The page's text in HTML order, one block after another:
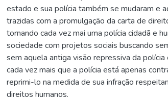
estado e sua polícia também se mudaram e
trazidas com a promulgação da carta de
tornando cada vez mai uma polícia cidadã e
sociedade com projetos sociais buscando
sem aquela antiga visão repressiva da
cada vez mais que a polícia está apenas
reprimi-lo na medida de sua infração
direitos humanos.